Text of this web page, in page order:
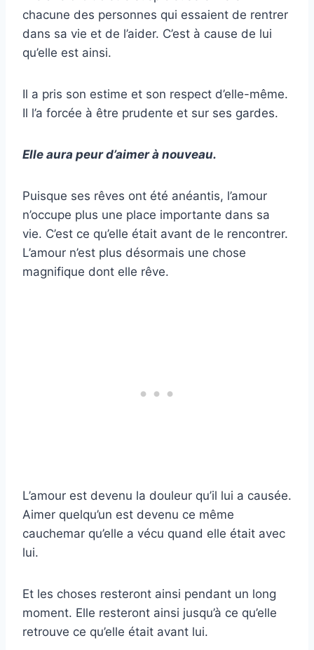
chacune des personnes qui essaient de rentrer
dans sa vie et de l’aider. C’est à cause de lui
qu’elle est ainsi.
Il a pris son estime et son respect d’elle-même.
Il l’a forcée à être prudente et sur ses gardes.
Elle aura peur d’aimer à nouveau.
Puisque ses rêves ont été anéantis, l’amour
n’occupe plus une place importante dans sa
vie. C’est ce qu’elle était avant de le rencontrer.
L’amour n’est plus désormais une chose
magnifique dont elle rêve.
L’amour est devenu la douleur qu’il lui a causée.
Aimer quelqu’un est devenu ce même
cauchemar qu’elle a vécu quand elle était avec
lui.
Et les choses resteront ainsi pendant un long
moment. Elle resteront ainsi jusqu’à ce qu’elle
retrouve ce qu’elle était avant lui.